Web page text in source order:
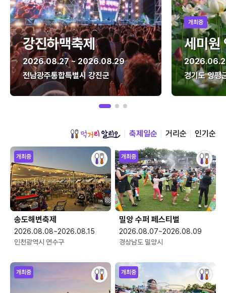
강진하맥축제
2026.08.27 ~ 2026.08.29
전남광주통합특별시 강진군
개최중
세미원
경기도 양평
축제일순 거리순 인기순
개최중
송도해변축제
2026.08.08~2026.08.15
인천광역시 연수구
개최중
밀양 수퍼 페스티벌
2026.08.07~2026.08.09
경상남도 밀양시
개최중 개최중